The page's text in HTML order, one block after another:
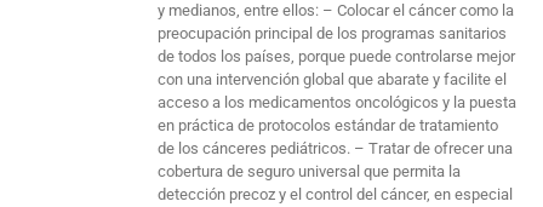
y medianos, entre ellos: – Colocar el cáncer como la
preocupación principal de los programas sanitarios
de todos los países, porque puede controlarse mejor
con una intervención global que abarate y facilite el
acceso a los medicamentos oncológicos y la puesta
en práctica de protocolos estándar de tratamiento
de los cánceres pediátricos. – Tratar de ofrecer una
cobertura de seguro universal que permita la
detección precoz y el control del cáncer, en especial